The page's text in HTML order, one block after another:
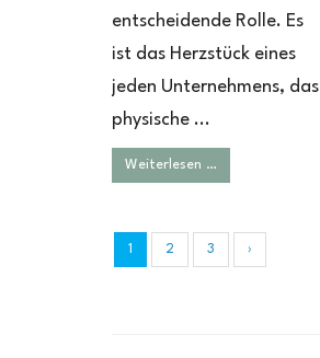
entscheidende Rolle. Es
ist das Herzstück eines
jeden Unternehmens, das
physische ...
Weiterlesen …
1 2 3 ›